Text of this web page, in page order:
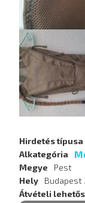
Hirdetés típusa
Alkategória
Megye
Pest
Hely
Budapest
Átvételi